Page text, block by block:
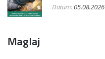
Datum:05.08.2026
Maglaj